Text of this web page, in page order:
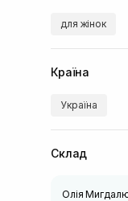
для жінок
Країна
Україна
Склад
Олія